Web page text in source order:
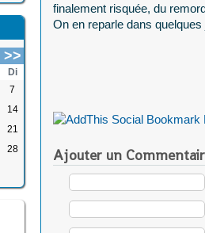
>>
Di
7
14
21
28
finalement risquée, du
On en reparle dans quelques
Ajouter un